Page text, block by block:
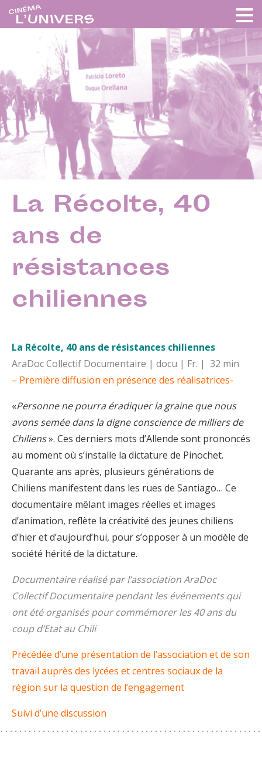
La Récolte, 40
ans de
résistances
chiliennes
La Récolte, 40 ans de résistances chiliennes
AraDoc Collectif Documentaire | docu | Fr. | 32 min
– Première diffusion en présence des réalisatrices-
«Personne ne pourra éradiquer la graine que nous
avons semée dans la digne conscience de milliers de
Chiliens». Ces derniers mots d’Allende sont prononcés
au moment où s’installe la dictature de Pinochet.
Quarante ans après, plusieurs générations de
Chiliens manifestent dans les rues de Santiago… Ce
documentaire mêlant images réelles et images
d’animation, reflète la créativité des jeunes chiliens
d’hier et d’aujourd’hui, pour s’opposer à un modèle de
société hérité de la dictature.
Documentaire réalisé par l’association AraDoc
Collectif Documentaire pendant les événements qui
ont été organisés pour commémorer les 40 ans du
coup d’Etat au Chili
Précédée d’une présentation de l’association et de son
travail auprès des lycées et centres sociaux de la
région sur la question de l’engagement
Suivi d’une discussion